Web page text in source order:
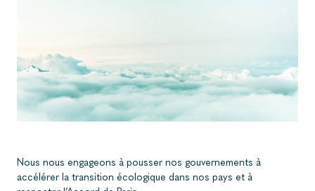
Nous nous engageons à pousser nos gouvernements à
accélérer la transition écologique dans nos pays et à